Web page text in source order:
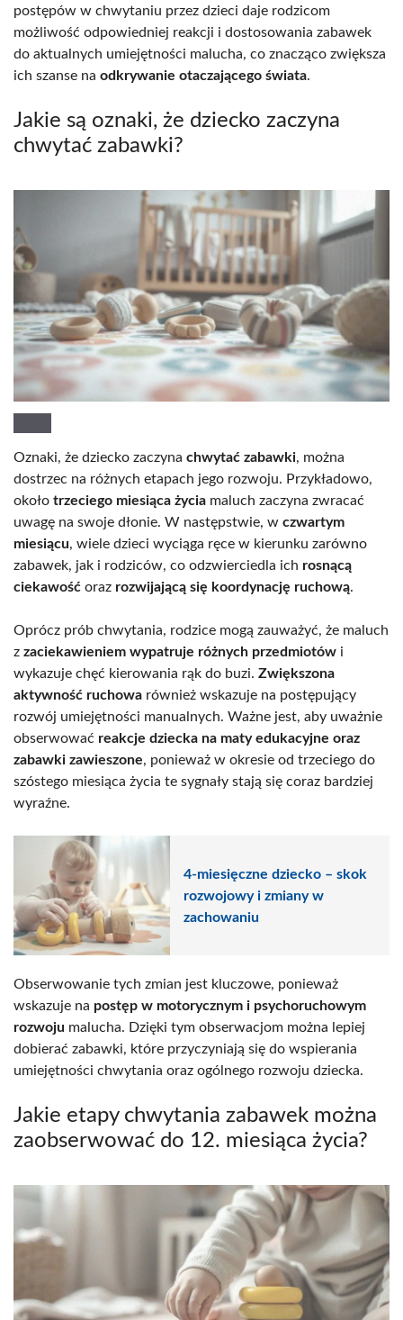
postępów w chwytaniu przez dzieci daje rodzicom
możliwość odpowiedniej reakcji i dostosowania zabawek
do aktualnych umiejętności malucha, co znacząco zwiększa
ich szanse na odkrywanie otaczającego świata.
Jakie są oznaki, że dziecko zaczyna
chwytać zabawki?
Oznaki, że dziecko zaczyna chwytać zabawki, można
dostrzec na różnych etapach jego rozwoju. Przykładowo,
około trzeciego miesiąca życia maluch zaczyna zwracać
uwagę na swoje dłonie. W następstwie, w czwartym
miesiącu, wiele dzieci wyciąga ręce w kierunku zarówno
zabawek, jak i rodziców, co odzwierciedla ich rosnącą
ciekawość oraz rozwijającą się koordynację ruchową.
Oprócz prób chwytania, rodzice mogą zauważyć, że maluch
z zaciekawieniem wypatruje różnych przedmiotów i
wykazuje chęć kierowania rąk do buzi. Zwiększona
aktywność ruchowa również wskazuje na postępujący
rozwój umiejętności manualnych. Ważne jest, aby uważnie
obserwować reakcje dziecka na maty edukacyjne oraz
zabawki zawieszone, ponieważ w okresie od trzeciego do
szóstego miesiąca życia te sygnały stają się coraz bardziej
wyraźne.
4-miesięczne dziecko – skok
rozwojowy i zmiany w
zachowaniu
Obserwowanie tych zmian jest kluczowe, ponieważ
wskazuje na postęp w motorycznym i psychoruchowym
rozwoju malucha. Dzięki tym obserwacjom można lepiej
dobierać zabawki, które przyczyniają się do wspierania
umiejętności chwytania oraz ogólnego rozwoju dziecka.
Jakie etapy chwytania zabawek można
zaobserwować do 12. miesiąca życia?